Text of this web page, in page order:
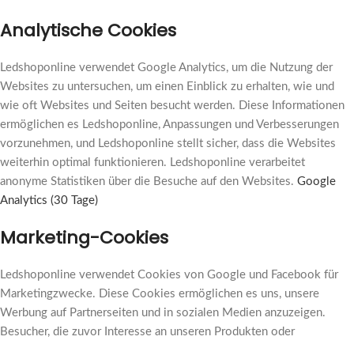
Analytische Cookies
Ledshoponline verwendet Google Analytics, um die Nutzung der
Websites zu untersuchen, um einen Einblick zu erhalten, wie und
wie oft Websites und Seiten besucht werden. Diese Informationen
ermöglichen es Ledshoponline, Anpassungen und Verbesserungen
vorzunehmen, und Ledshoponline stellt sicher, dass die Websites
weiterhin optimal funktionieren. Ledshoponline verarbeitet
anonyme Statistiken über die Besuche auf den Websites. Google
Analytics (30 Tage)
Marketing-Cookies
Ledshoponline verwendet Cookies von Google und Facebook für
Marketingzwecke. Diese Cookies ermöglichen es uns, unsere
Werbung auf Partnerseiten und in sozialen Medien anzuzeigen.
Besucher, die zuvor Interesse an unseren Produkten oder